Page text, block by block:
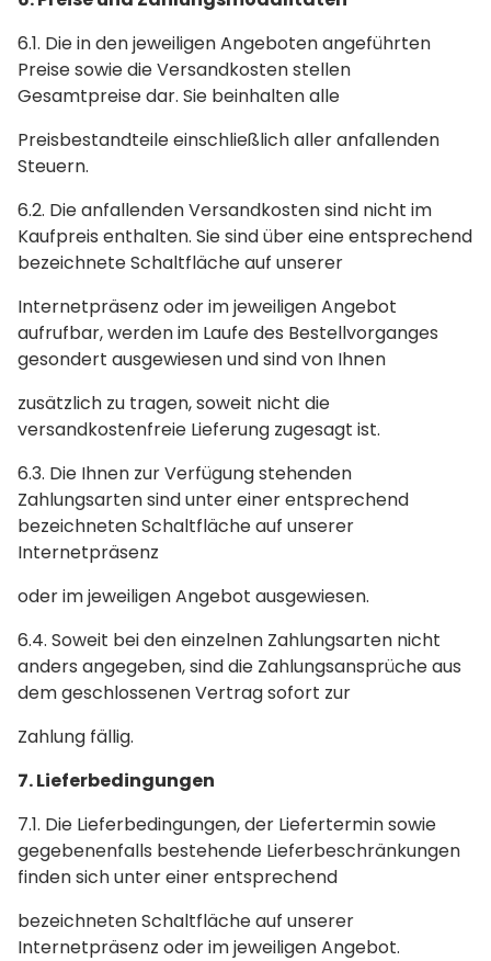
6.1. Die in den jeweiligen Angeboten angeführten
Preise sowie die Versandkosten stellen
Gesamtpreise dar. Sie beinhalten alle
Preisbestandteile einschließlich aller anfallenden
Steuern.
6.2. Die anfallenden Versandkosten sind nicht im
Kaufpreis enthalten. Sie sind über eine entsprechend
bezeichnete Schaltfläche auf unserer
Internetpräsenz oder im jeweiligen Angebot
aufrufbar, werden im Laufe des Bestellvorganges
gesondert ausgewiesen und sind von Ihnen
zusätzlich zu tragen, soweit nicht die
versandkostenfreie Lieferung zugesagt ist.
6.3. Die Ihnen zur Verfügung stehenden
Zahlungsarten sind unter einer entsprechend
bezeichneten Schaltfläche auf unserer
Internetpräsenz
oder im jeweiligen Angebot ausgewiesen.
6.4. Soweit bei den einzelnen Zahlungsarten nicht
anders angegeben, sind die Zahlungsansprüche aus
dem geschlossenen Vertrag sofort zur
Zahlung fällig.
7. Lieferbedingungen
7.1. Die Lieferbedingungen, der Liefertermin sowie
gegebenenfalls bestehende Lieferbeschränkungen
finden sich unter einer entsprechend
bezeichneten Schaltfläche auf unserer
Internetpräsenz oder im jeweiligen Angebot.